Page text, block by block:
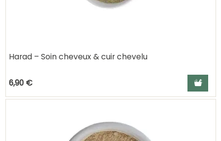
Harad – Soin cheveux & cuir chevelu
6,90 € Ajouter